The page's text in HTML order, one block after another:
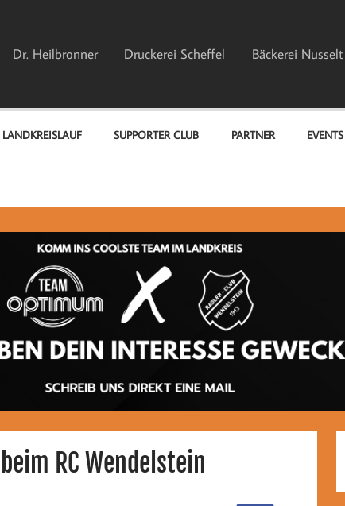
Dr. Heilbronner Druckerei Scheffel Bäckerei Nusselt
LANDKREISLAUF SUPPORTER CLUB PARTNER EVENTS
RC Wendelstein